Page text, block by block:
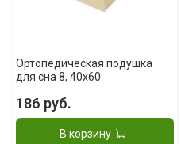
Ортопедическая подушка
для сна 8, 40x60
186 руб.
В корзину